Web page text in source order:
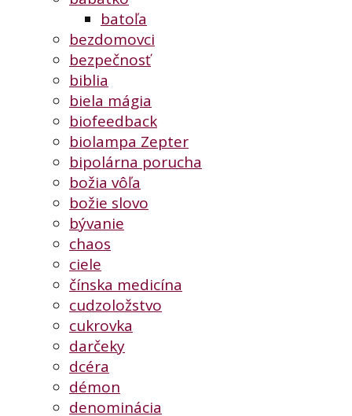
batoľa
bezdomovci
bezpečnosť
biblia
biela mágia
biofeedback
biolampa Zepter
bipolárna porucha
božia vôľa
božie slovo
bývanie
chaos
ciele
čínska medicína
cudzoložstvo
cukrovka
darčeky
dcéra
démon
denominácia